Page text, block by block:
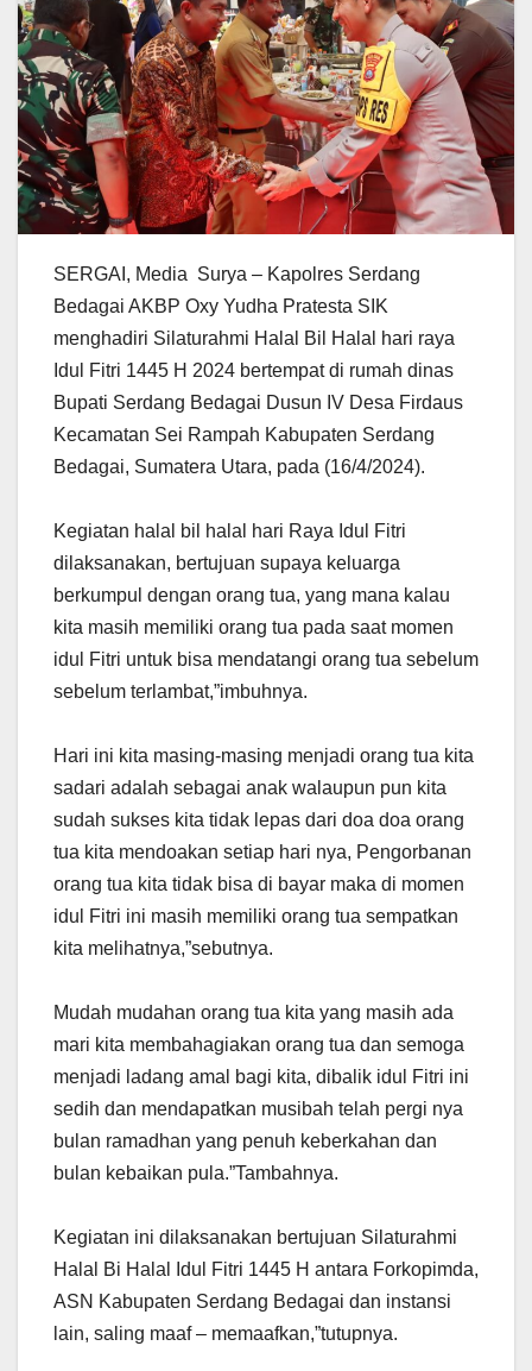
SERGAI, Media Surya – Kapolres Serdang
Bedagai AKBP Oxy Yudha Pratesta SIK
menghadiri Silaturahmi Halal Bil Halal hari raya
Idul Fitri 1445 H 2024 bertempat di rumah dinas
Bupati Serdang Bedagai Dusun IV Desa Firdaus
Kecamatan Sei Rampah Kabupaten Serdang
Bedagai, Sumatera Utara, pada (16/4/2024).
Kegiatan halal bil halal hari Raya Idul Fitri
dilaksanakan, bertujuan supaya keluarga
berkumpul dengan orang tua, yang mana kalau
kita masih memiliki orang tua pada saat momen
idul Fitri untuk bisa mendatangi orang tua sebelum
sebelum terlambat,”imbuhnya.
Hari ini kita masing-masing menjadi orang tua kita
sadari adalah sebagai anak walaupun pun kita
sudah sukses kita tidak lepas dari doa doa orang
tua kita mendoakan setiap hari nya, Pengorbanan
orang tua kita tidak bisa di bayar maka di momen
idul Fitri ini masih memiliki orang tua sempatkan
kita melihatnya,”sebutnya.
Mudah mudahan orang tua kita yang masih ada
mari kita membahagiakan orang tua dan semoga
menjadi ladang amal bagi kita, dibalik idul Fitri ini
sedih dan mendapatkan musibah telah pergi nya
bulan ramadhan yang penuh keberkahan dan
bulan kebaikan pula.”Tambahnya.
Kegiatan ini dilaksanakan bertujuan Silaturahmi
Halal Bi Halal Idul Fitri 1445 H antara Forkopimda,
ASN Kabupaten Serdang Bedagai dan instansi
lain, saling maaf – memaafkan,”tutupnya.